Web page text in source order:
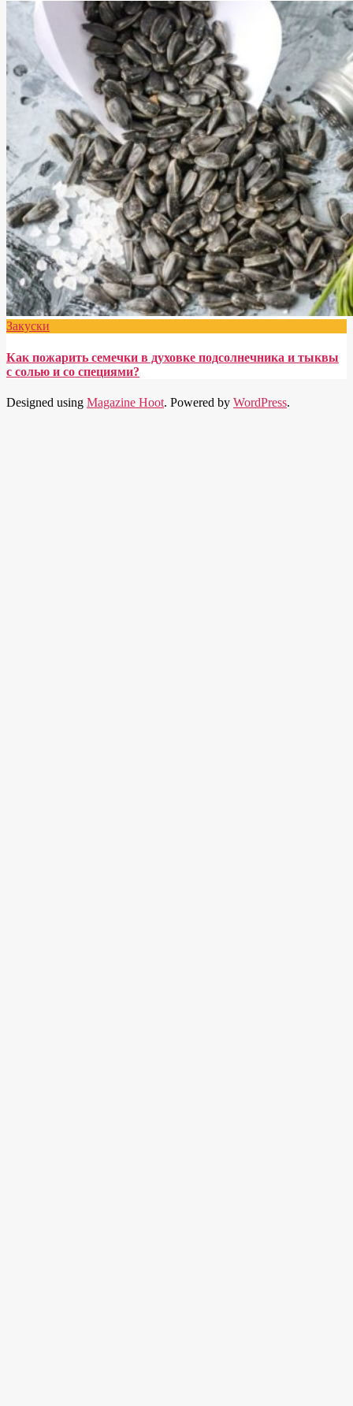
Закуски
Как пожарить семечки в духовке подсолнечника и тыквы
с солью и со специями?
Designed using Magazine Hoot. Powered by WordPress.